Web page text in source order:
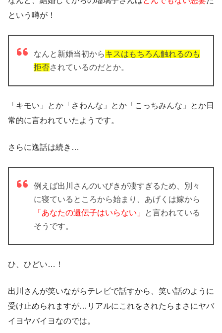
という噂が！
なんと新婚当初からキスはもちろん触れるのも
拒否されているのだとか。
「キモい」とか「さわんな」とか「こっちみんな」とか日
常的に言われていたようです。
さらに逸話は続き…
例えば出川さんのいびきが凄すぎるため、別々
に寝ているところから始まり
、あげくは嫁から
「あなたの遺伝子はいらない」
と言われている
そうです。
ひ、ひどい…！
出川さんが笑いながらテレビで話すから、笑い話のように
受け止められますが…リアルにこれをされたらまさにヤバ
イヨヤバイヨなのでは。